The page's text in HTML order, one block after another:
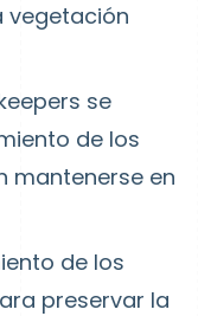
vegetación
se
de los
mantenerse en
de los
preservar la